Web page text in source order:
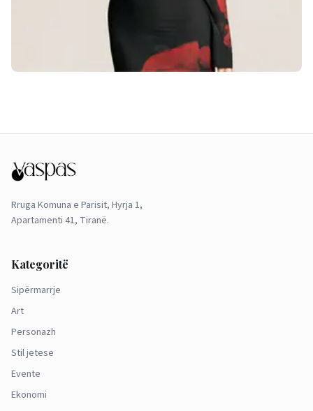
Rruga Komuna e Parisit, Hyrja 1,
Apartamenti 41, Tiranë.
Kategoritë
Sipërmarrje
Art
Personazh
Stil jetese
Evente
Ekonomi